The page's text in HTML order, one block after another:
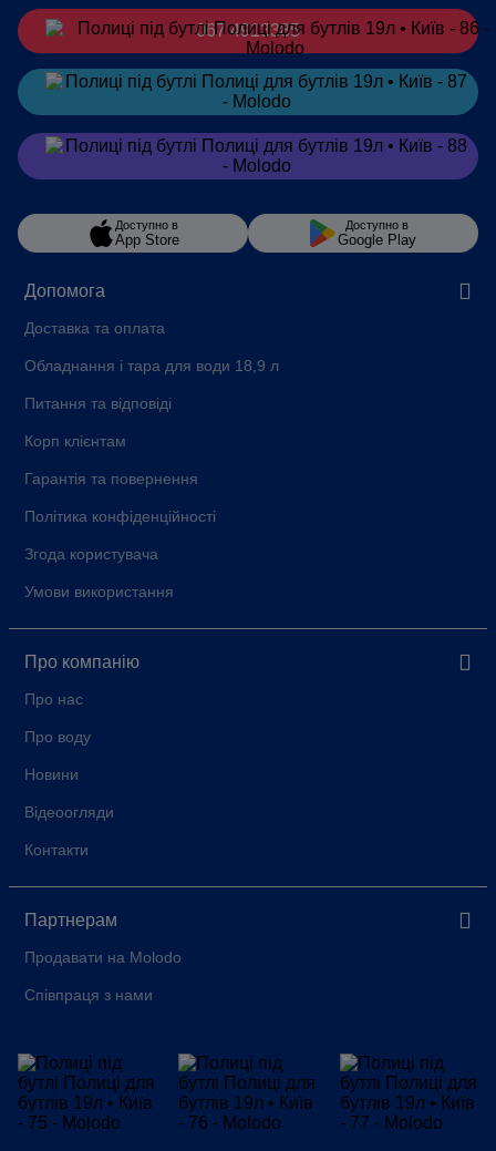
Допомога
Доставка та оплата
Обладнання і тара для води 18,9 л
Питання та відповіді
Корп клієнтам
Гарантія та повернення
Політика конфіденційності
Згода користувача
Умови використання
Про компанію
Про нас
Про воду
Новини
Відеоогляди
Контакти
Партнерам
Продавати на Molodo
Співпраця з нами
067 4913385
Замовитив Telegram
Замовитив Viber
Доступно в
App Store
Доступно в
Google Play